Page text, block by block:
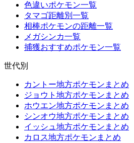
色違いポケモン一覧
タマゴ距離別一覧
相棒ポケモンの距離一覧
メガシンカ一覧
捕獲おすすめポケモン一覧
世代別
カントー地方ポケモンまとめ
ジョウト地方ポケモンまとめ
ホウエン地方ポケモンまとめ
シンオウ地方ポケモンまとめ
イッシュ地方ポケモンまとめ
カロス地方ポケモンまとめ